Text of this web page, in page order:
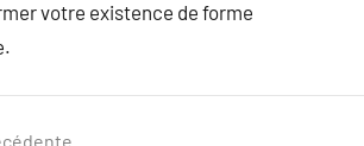
votre existence de forme